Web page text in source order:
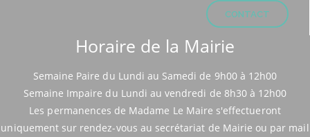
CONTACT
Horaire de la Mairie
Semaine Paire du Lundi au Samedi de 9h00 à 12h00
Semaine Impaire du Lundi au vendredi de 8h30 à 12h00
Les permanences de Madame Le Maire s'effectueront
uniquement sur rendez-vous au secrétariat de Mairie ou par mail